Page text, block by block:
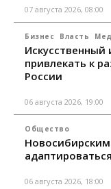
07 августа 2026, 08:00
Бизнес Власть
Искусственный
привлекать к
России
06 августа 2026, 19:00
Общество
06 августа 2026, 18:00